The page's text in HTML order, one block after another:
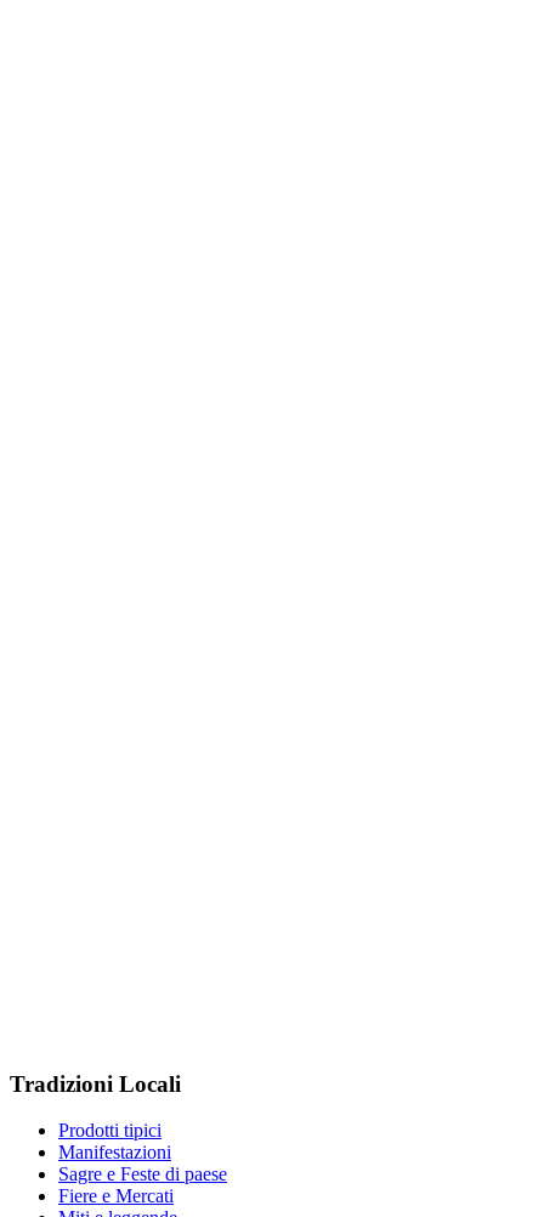
Tradizioni Locali
Prodotti tipici
Manifestazioni
Sagre e Feste di paese
Fiere e Mercati